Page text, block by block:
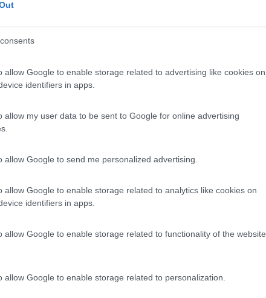
allow Google to enable storage related to advertising like cookies on
identifiers in apps.
allow my user data to be sent to Google for online advertising
allow Google to send me personalized advertising.
allow Google to enable storage related to analytics like cookies on
identifiers in apps.
allow Google to enable storage related to functionality of the website
allow Google to enable storage related to personalization.
Posizione
- 9.7km
- loc. Campi di Norcia
7
Posizione
dal centro, parcheggio misto auto, non segnalato,...
- 9.9km